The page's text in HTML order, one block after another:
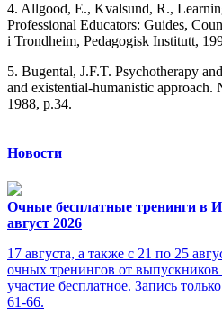
4. Allgood, E., Kvalsund, R.,
Professional Educators: Guides,
i Trondheim, Pedagogisk Institutt,
5. Bugental, J.F.T. Psychotherapy
and existential-humanistic approach.
1988, р.34.
Новости
Очные бесплатные тренинги в
август 2026
17 августа, а также с 21 по 25
очных тренингов от
участие бесплатное. Запись
61-66.